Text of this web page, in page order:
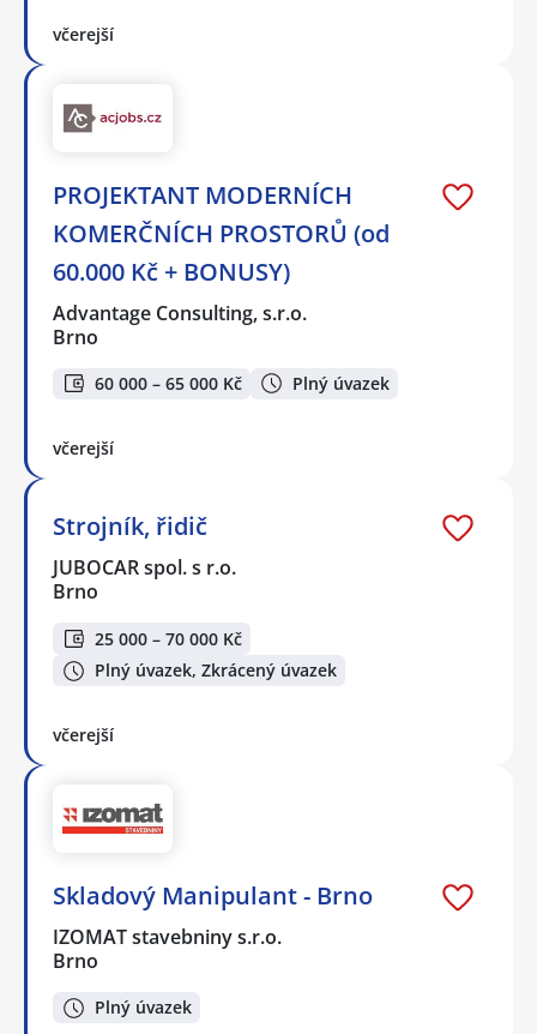
včerejší
PROJEKTANT MODERNÍCH
KOMERČNÍCH PROSTORŮ (od
60.000 Kč + BONUSY)
Advantage Consulting, s.r.o.
Brno
60 000 – 65 000 Kč Plný úvazek
včerejší
Strojník, řidič
JUBOCAR spol. s r.o.
Brno
25 000 – 70 000 Kč
Plný úvazek, Zkrácený úvazek
včerejší
Skladový Manipulant - Brno
IZOMAT stavebniny s.r.o.
Brno
Plný úvazek